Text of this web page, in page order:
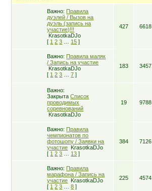
Важно: Правила
дуэлей / Вызов на
дуэль (запись на
участие)!!!
KrasotkaDJo
[ 1 2 3 15 ]
427 6618
Важно: Правила маляк
/ Запись на участие
KrasotkaDJo
[ 1 2 3 7 ]
183 3457
Важно:
ЗакрытаСписок
проводимых
соревнований
KrasotkaDJo
19 9788
Важно: Правила
чемпионатов по
фотошопу / Заявки на
участие KrasotkaDJo
[ 1 2 3 13 ]
384 7126
Важно: Правила
марафона / Запись на
участие KrasotkaDJo
[ 1 2 3 8 ]
225 4574